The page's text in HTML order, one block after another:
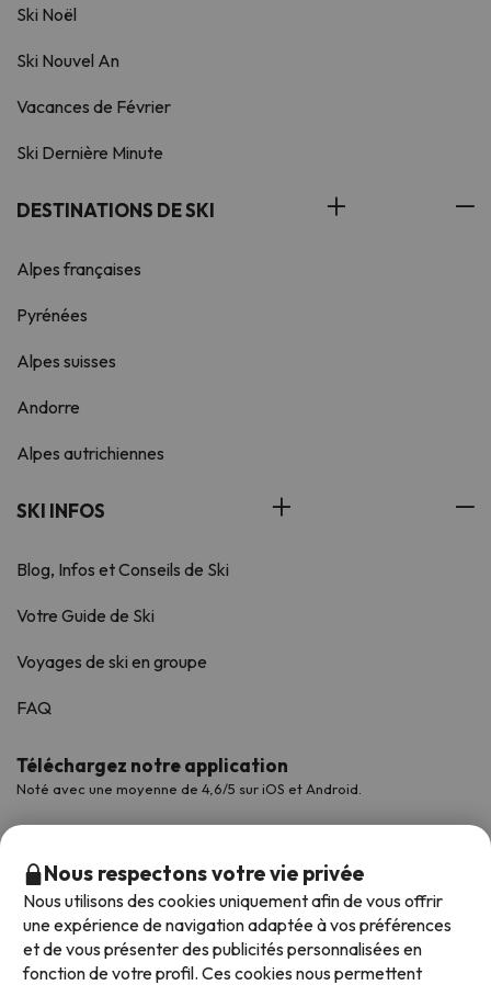
Ski Noël
Ski Nouvel An
Vacances de Février
Ski Dernière Minute
DESTINATIONS DE SKI
Alpes françaises
Pyrénées
Alpes suisses
Andorre
Alpes autrichiennes
SKI INFOS
Blog, Infos et Conseils de Ski
Votre Guide de Ski
Voyages de ski en groupe
FAQ
Téléchargez notre application
Noté avec une moyenne de 4,6/5 sur iOS et Android.
Nous respectons votre vie privée
Nous utilisons des cookies uniquement afin de vous offrir
une expérience de navigation adaptée à vos préférences
et de vous présenter des publicités personnalisées en
fonction de votre profil. Ces cookies nous permettent